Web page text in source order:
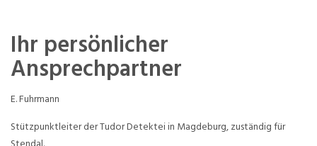
Ihr persönlicher
Ansprechpartner
E. Fuhrmann
Stützpunktleiter der Tudor Detektei in Magdeburg, zuständig für